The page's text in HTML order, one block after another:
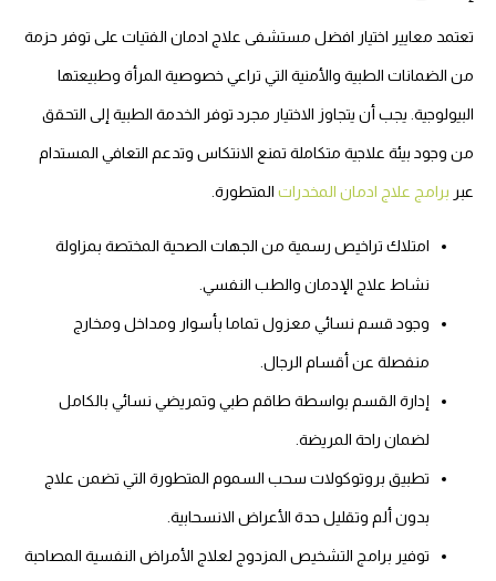
تعتمد معايير اختيار افضل مستشفى علاج ادمان الفتيات على توفر حزمة
من الضمانات الطبية والأمنية التي تراعي خصوصية المرأة وطبيعتها
البيولوجية. يجب أن يتجاوز الاختيار مجرد توفر الخدمة الطبية إلى التحقق
من وجود بيئة علاجية متكاملة تمنع الانتكاس وتدعم التعافي المستدام
عبر برامج علاج ادمان المخدرات المتطورة.
امتلاك تراخيص رسمية من الجهات الصحية المختصة بمزاولة
نشاط علاج الإدمان والطب النفسي.
وجود قسم نسائي معزول تماما بأسوار ومداخل ومخارج
منفصلة عن أقسام الرجال.
إدارة القسم بواسطة طاقم طبي وتمريضي نسائي بالكامل
لضمان راحة المريضة.
تطبيق بروتوكولات سحب السموم المتطورة التي تضمن علاج
بدون ألم وتقليل حدة الأعراض الانسحابية.
توفير برامج التشخيص المزدوج لعلاج الأمراض النفسية المصاحبة